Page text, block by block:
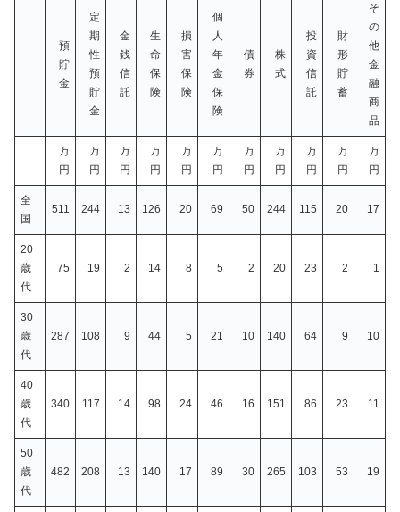
預
貯
金
定
期
性
預
貯
金
金
銭
信
託
生
命
保
険
損
害
保
険
個
人
年
金
保
険
債
券
株
式
投
資
信
託
財
形
貯
蓄
そ
の
他
金
融
商
品
万
円
万
円
万
円
万
円
万
円
万
円
万
円
万
円
万
円
万
円
万
円
全
国
511 244 13 126 20 69 50 244 115 20 17
20
歳
代
75 19 2 14 8 5 2 20 23 2 1
30
歳
代
287 108 9 44 5 21 10 140 64 9 10
40
歳
代
340 117 14 98 24 46 16 151 86 23 11
50
歳
代
482 208 13 140 17 89 30 265 103 53 19